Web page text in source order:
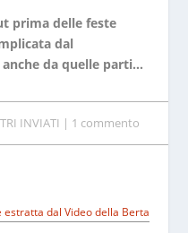
prima delle feste
dal
anche da quelle parti…
INVIATI | 1 commento
dal Video della Berta